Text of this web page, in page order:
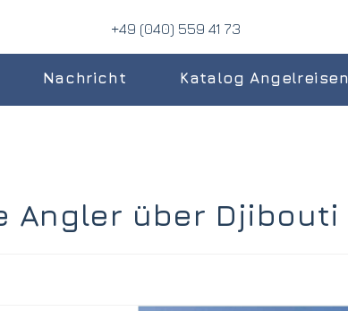
+49 (040) 559 41 73
Nachricht Katalog Angelreisen
Angler über Djibouti